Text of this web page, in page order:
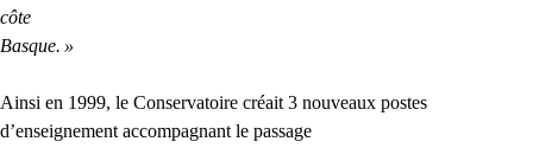
côte
Basque. »
Ainsi en 1999, le Conservatoire créait 3 nouveaux postes
d’enseignement accompagnant le passage